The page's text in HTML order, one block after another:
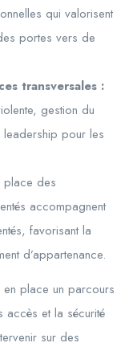
qui valorisent
portes vers de
transversales :
gestion du
pour les
place des
accompagnent
favorisant la
d’appartenance.
place un parcours
accès et la sécurité
sur des